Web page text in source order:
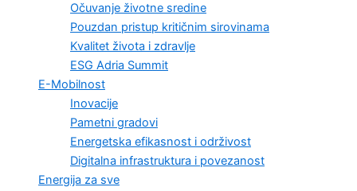
Očuvanje životne sredine
Pouzdan pristup kritičnim sirovinama
Kvalitet života i zdravlje
ESG Adria Summit
E-Mobilnost
Inovacije
Pametni gradovi
Energetska efikasnost i održivost
Digitalna infrastruktura i povezanost
Energija za sve